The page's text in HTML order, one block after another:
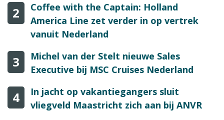
2
Coffee with the Captain: Holland
America Line zet verder in op vertrek
vanuit Nederland
3
Michel van der Stelt nieuwe Sales
Executive bij MSC Cruises Nederland
4
In jacht op vakantiegangers sluit
vliegveld Maastricht zich aan bij ANVR